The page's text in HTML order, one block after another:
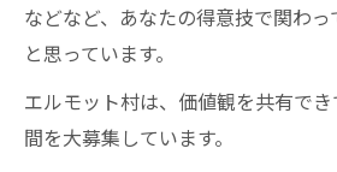
などなど、あなたの得意技で関わ
と思っています。
エルモット村は、価値観を共有で
間を大募集しています。